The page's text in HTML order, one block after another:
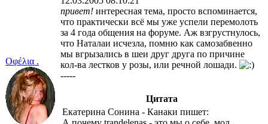
Οφέλια .
привет! интересная тема, просто вспоминается,
что практически всё мы уже успели перемолоть
за 4 года общения на форуме. Аж взгрустнулось,
что Наталаи исчезла, помню как самозабвенно
мы вгрызались в шеи друг друга по причине
кол-ва лестков у розы, или речной лошади.
-----
Цитата
Екатерина Сонина - Канаки пишет: